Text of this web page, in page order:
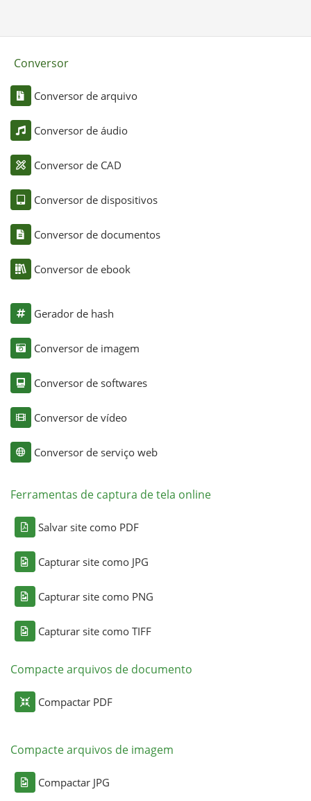
Conversor
Conversor de arquivo
Conversor de áudio
Conversor de CAD
Conversor de dispositivos
Conversor de documentos
Conversor de ebook
Gerador de hash
Conversor de imagem
Conversor de softwares
Conversor de vídeo
Conversor de serviço web
Ferramentas de captura de tela online
Salvar site como PDF
Capturar site como JPG
Capturar site como PNG
Capturar site como TIFF
Compacte arquivos de documento
Compactar PDF
Compacte arquivos de imagem
Compactar JPG